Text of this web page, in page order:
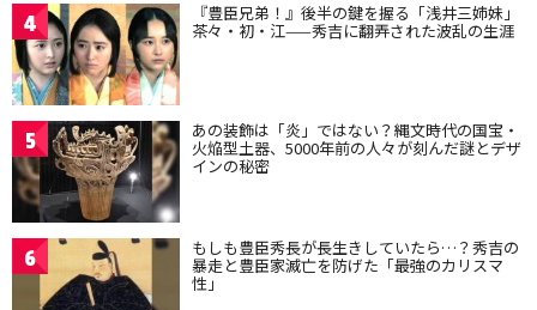
4 『豊臣兄弟！』後半の鍵を握る「浅井三姉妹」
茶々・初・江——秀吉に翻弄された波乱の生涯
5 あの装飾は「炎」ではない？縄文時代の国宝・
火焔型土器、5000年前の人々が刻んだ謎とデザ
インの秘密
6 もしも豊臣秀長が長生きしていたら…？秀吉の
暴走と豊臣家滅亡を防げた「最強のカリスマ
性」